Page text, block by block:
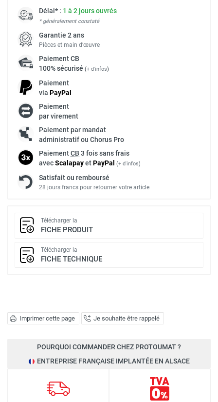
Imprimer cette page Je souhaite être rappelé
Délai* : 1 à 2 jours ouvrés
* généralement constaté
Garantie 2 ans
Pièces et main d’œuvre
PaiementCB
100% sécurisé (+ d'infos)
Paiement
via PayPal
Paiement
par virement
Paiement par mandat
administratif ou Chorus Pro
PaiementCB 3 fois sans frais
avecScalapayetPayPal (+ d'infos)
Satisfait ou remboursé
28 jours francs pour retourner votre article
Télécharger la
FICHE PRODUIT
Télécharger la
FICHE TECHNIQUE
POURQUOI COMMANDER CHEZ PROTOUMAT ?
ENTREPRISE FRANÇAISE IMPLANTÉE EN ALSACE